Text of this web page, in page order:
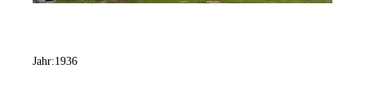
Jahr:1936